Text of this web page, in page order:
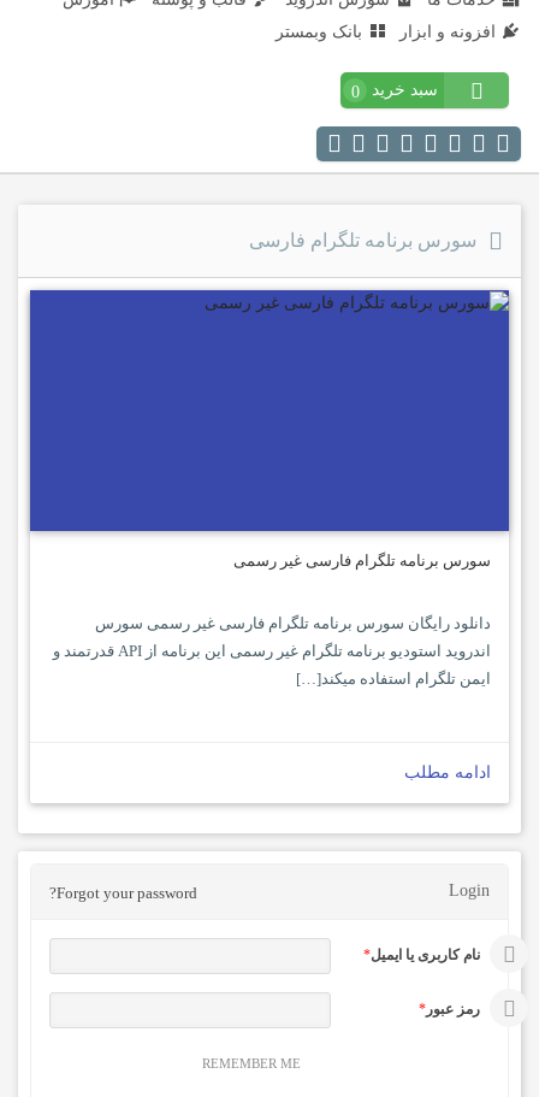
افزونه و ابزار
بانک وبمستر
سبد خرید 0
سورس برنامه تلگرام فارسی
سورس برنامه تلگرام فارسی غیر رسمی
دانلود رایگان سورس برنامه تلگرام فارسی غیر رسمی سورس
اندروید استودیو برنامه تلگرام غیر رسمی این برنامه از API قدرتمند و
ایمن تلگرام استفاده میکند[…]
ادامه مطلب
Login
Forgot your password?
نام کاربری یا ایمیل*
رمز عبور *
REMEMBER ME